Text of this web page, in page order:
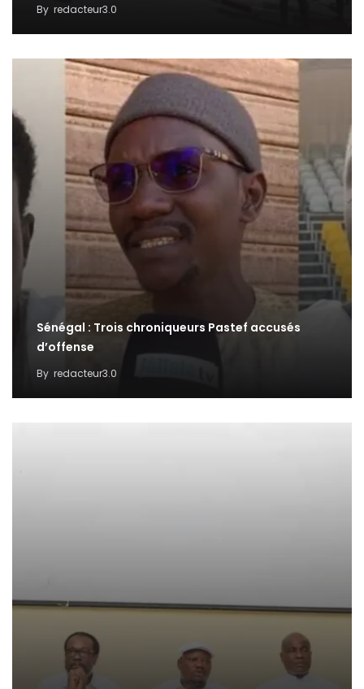
By redacteur3.0
Sénégal : Trois chroniqueurs Pastef accusés
d’offense
By redacteur3.0